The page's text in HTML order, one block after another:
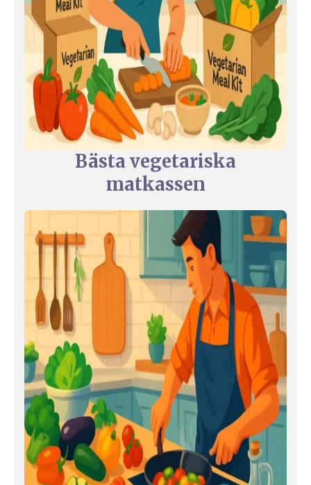
Bästa vegetariska
matkassen